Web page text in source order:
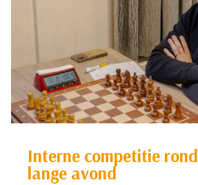
Interne competitie
lange avond